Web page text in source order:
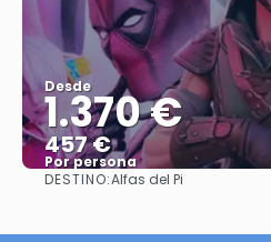
Desde
1.370 €
457 €
Por persona
DESTINO:Alfas del Pi